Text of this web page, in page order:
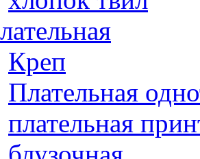
Креп
Плательная
плательная